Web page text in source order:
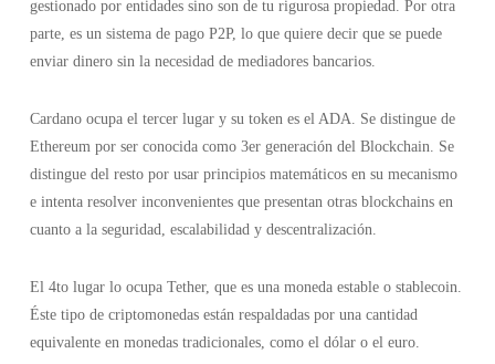
gestionado por entidades sino son de tu rigurosa propiedad. Por otra
parte, es un sistema de pago P2P, lo que quiere decir que se puede
enviar dinero sin la necesidad de mediadores bancarios.
Cardano ocupa el tercer lugar y su token es el ADA. Se distingue de
Ethereum por ser conocida como 3er generación del Blockchain. Se
distingue del resto por usar principios matemáticos en su mecanismo
e intenta resolver inconvenientes que presentan otras blockchains en
cuanto a la seguridad, escalabilidad y descentralización.
El 4to lugar lo ocupa Tether, que es una moneda estable o stablecoin.
Éste tipo de criptomonedas están respaldadas por una cantidad
equivalente en monedas tradicionales, como el dólar o el euro.